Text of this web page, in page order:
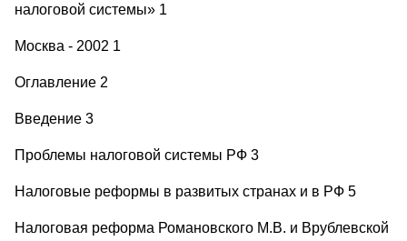
налоговой системы» 1
Москва - 2002 1
Оглавление 2
Введение 3
Проблемы налоговой системы РФ 3
Налоговые реформы в развитых странах и в РФ 5
Налоговая реформа Романовского М.В. и Врублевской